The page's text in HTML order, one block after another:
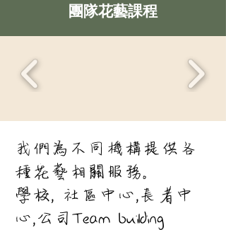
團隊花藝課程
我們為不同機構提供各
種花藝相關服務。
學校, 社區中心,長者中
心,公司Team building